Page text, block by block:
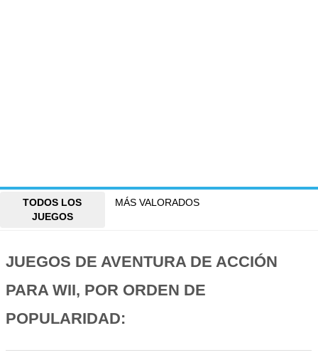
TODOS LOS
JUEGOS
MÁS VALORADOS
JUEGOS DE AVENTURA DE ACCIÓN
PARA WII, POR ORDEN DE
POPULARIDAD: